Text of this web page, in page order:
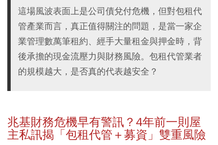
這場風波表面上是公司債兌付危機，但對包租代
管產業而言，真正值得關注的問題，是當一家企
業管理數萬筆租約、經手大量租金與押金時，背
後承擔的現金流壓力與財務風險。包租代管業者
的規模越大，是否真的代表越安全？
兆基財務危機早有警訊？4年前一則屋
主私訊揭「包租代管＋募資」雙重風險